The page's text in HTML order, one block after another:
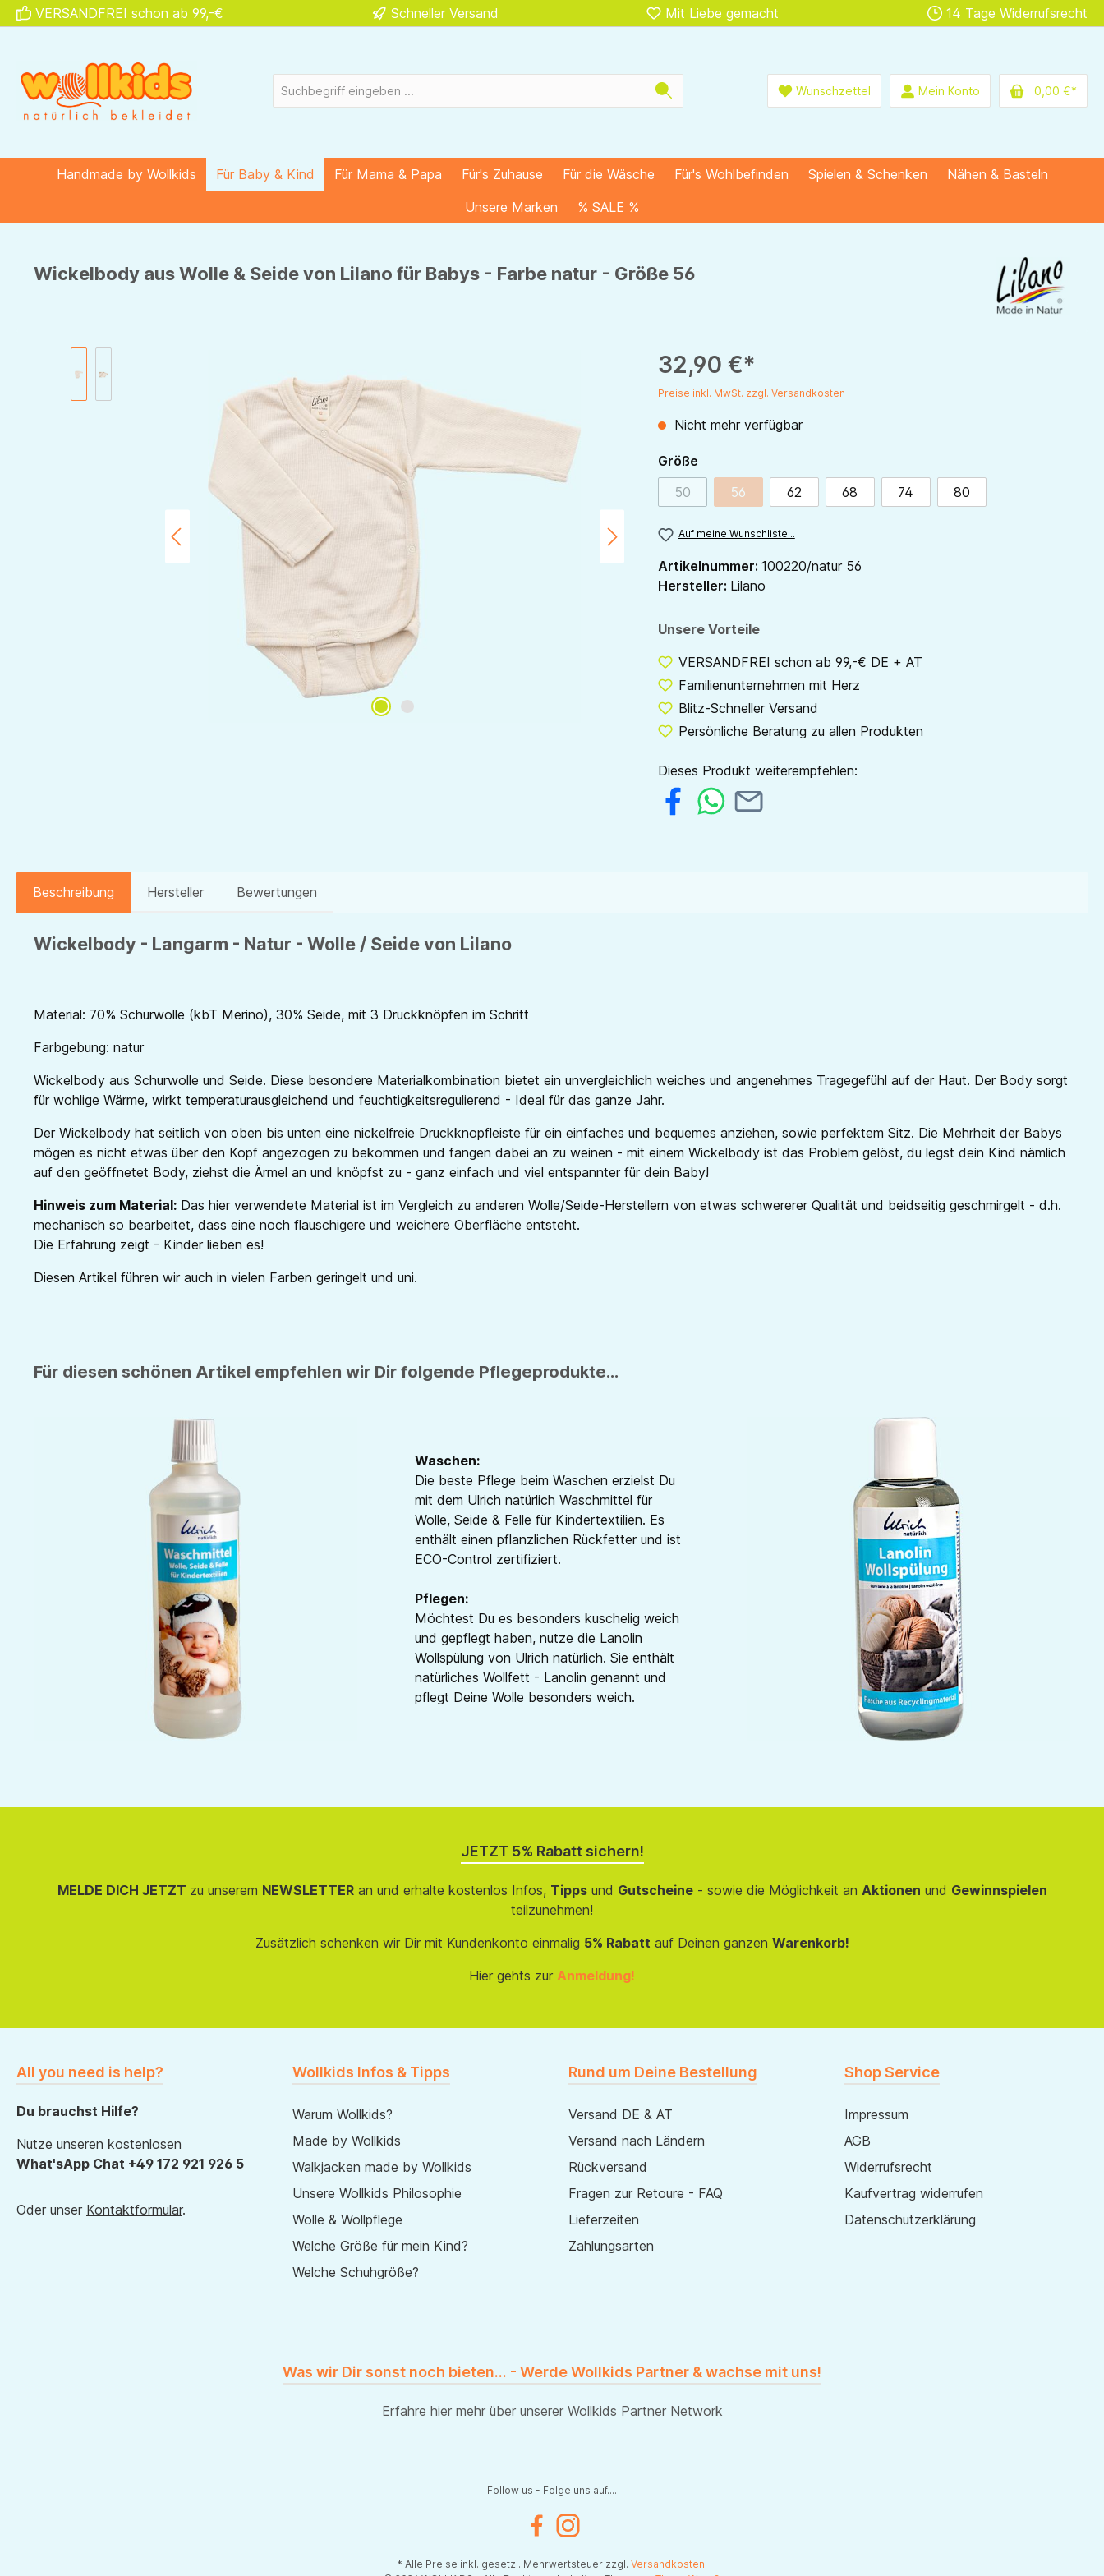
Zur Hauptnavigation springen
VERSANDFREI schon ab 99,-€ Schneller Versand Mit Liebe gemacht 14 Tage Widerrufsrecht
Wunschzettel Mein Konto 0,00 €*
Handmade by Wollkids Für Baby & Kind Für Mama & Papa Für's Zuhause Für die Wäsche Für's Wohlbefinden Spielen & Schenken
Nähen & Basteln
Unsere Marken
% SALE %
Wickelbody aus Wolle & Seide von Lilano für Babys - Farbe natur - Größe 56
32,90 €*
Preise inkl. MwSt. zzgl. Versandkosten
Nicht mehr verfügbar
Größeauswählen
50
(Diese Option ist zurzeit nicht verfügbar.)
56(Diese Option ist zurzeit nicht verfügbar.)
62 68 74 80
Auf meine Wunschliste...
Artikelnummer: 100220/natur 56
Hersteller: Lilano
Unsere Vorteile
VERSANDFREI schon ab 99,-€ DE + AT
Familienunternehmen mit Herz
Blitz-Schneller Versand
Persönliche Beratung zu allen Produkten
Dieses Produkt weiterempfehlen:
Beschreibung Hersteller Bewertungen
Wickelbody - Langarm - Natur - Wolle / Seide von Lilano
Material: 70% Schurwolle (kbT Merino), 30% Seide, mit 3 Druckknöpfen im Schritt
Farbgebung: natur
Wickelbody aus Schurwolle und Seide. Diese besondere Materialkombination bietet ein unvergleichlich weiches und angenehmes Tragegefühl auf der Haut. Der Body sorgt
für wohlige Wärme, wirkt temperaturausgleichend und feuchtigkeitsregulierend - Ideal für das ganze Jahr.
Der Wickelbody hat seitlich von oben bis unten eine nickelfreie Druckknopfleiste für ein einfaches und bequemes anziehen, sowie perfektem Sitz. Die Mehrheit der Babys
mögen es nicht etwas über den Kopf angezogen zu bekommen und fangen dabei an zu weinen - mit einem Wickelbody ist das Problem gelöst, du legst dein Kind nämlich
auf den geöffnetet Body, ziehst die Ärmel an und knöpfst zu - ganz einfach und viel entspannter für dein Baby!
Hinweis zum Material: Das hier verwendete Material ist im Vergleich zu anderen Wolle/Seide-Herstellern von etwas schwererer Qualität und beidseitig geschmirgelt - d.h.
mechanisch so bearbeitet, dass eine noch flauschigere und weichere Oberfläche entsteht.
Die Erfahrung zeigt - Kinder lieben es!
Diesen Artikel führen wir auch in vielen Farben geringelt und uni.
Für diesen schönen Artikel empfehlen wir Dir folgende Pflegeprodukte...
Waschen:
Die beste Pflege beim Waschen erzielst Du
mit dem Ulrich natürlich Waschmittel für
Wolle, Seide & Felle für Kindertextilien. Es
enthält einen pflanzlichen Rückfetter und ist
ECO-Control zertifiziert.
Pflegen:
Möchtest Du es besonders kuschelig weich
und gepflegt haben, nutze die Lanolin
Wollspülung von Ulrich natürlich. Sie enthält
natürliches Wollfett - Lanolin genannt und
pflegt Deine Wolle besonders weich.
JETZT 5% Rabatt sichern!
MELDE DICH JETZT zu unserem NEWSLETTERan und erhalte kostenlos Infos, Tippsund Gutscheine- sowie die Möglichkeit an Aktionen und Gewinnspielen
teilzunehmen!
Zusätzlich schenken wir Dir mit Kundenkonto einmalig 5% Rabatt auf Deinen ganzen Warenkorb!
Hier gehts zur Anmeldung!
All you need is help?
Du brauchst Hilfe?
Nutze unseren kostenlosen
What'sApp Chat +49 172 921 926 5
Oder unser Kontaktformular.
Wollkids Infos & Tipps
Warum Wollkids?
Made by Wollkids
Walkjacken made by Wollkids
Unsere Wollkids Philosophie
Wolle & Wollpflege
Welche Größe für mein Kind?
Welche Schuhgröße?
Rund um Deine Bestellung
Versand DE & AT
Versand nach Ländern
Rückversand
Fragen zur Retoure - FAQ
Lieferzeiten
Zahlungsarten
Shop Service
Impressum
AGB
Widerrufsrecht
Kaufvertrag widerrufen
Datenschutzerklärung
Was wir Dir sonst noch bieten... - Werde Wollkids Partner & wachse mit uns!
Erfahre hier mehr über unserer Wollkids Partner Network
Follow us - Folge uns auf....
FacebookInstagram
* Alle Preise inkl. gesetzl. Mehrwertsteuer zzgl. Versandkosten.